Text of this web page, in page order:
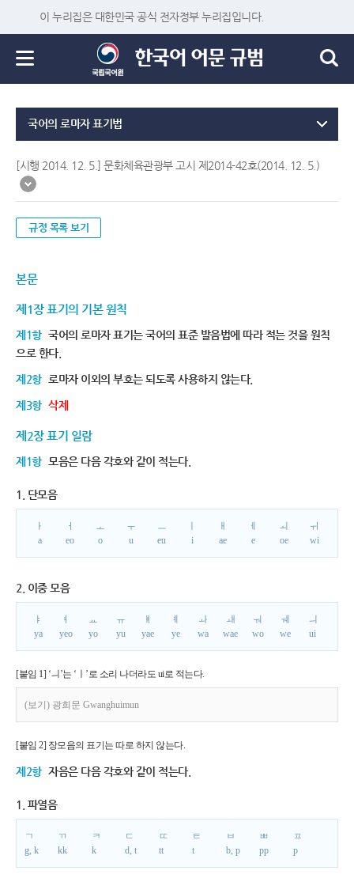
이 누리집은 대한민국 공식 전자정부 누리집입니다.
국어의 로마자 표기법
[시행 2014. 12. 5.] 문화체육관광부 고시 제2014-42호(2014. 12. 5.)
규정 목록 보기
본문
제1장 표기의 기본 원칙
제1항 국어의 로마자 표기는 국어의 표준 발음법에 따라 적는 것을 원칙
으로 한다.
제2항 로마자 이외의 부호는 되도록 사용하지 않는다.
제3항 삭제
제2장 표기 일람
제1항 모음은 다음 각호와 같이 적는다.
1. 단모음
ㅏ
a
ㅓ
eo
ㅗ
o
ㅜ
u
ㅡ
eu
i
ㅐ
ae
ㅔ
e
ㅚ
oe
ㅟ
wi
2. 이중 모음
ㅑ
ya
ㅕ
yeo
ㅛ
yo
ㅠ
yu
ㅒ
yae
ㅖ
ye
ㅘ
wa
ㅙ
wae
ㅝ
wo
ㅞ
we
ㅢ
ui
[붙임 1] ‘ㅢ’는 ‘ㅣ’로 소리 나더라도 ui로 적는다.
(보기) 광희문 Gwanghuimun
[붙임 2] 장모음의 표기는 따로 하지 않는다.
제2항 자음은 다음 각호와 같이 적는다.
1. 파열음
ㄱ
g, k
ㄲ
kk
ㅋ
k
ㄷ
d, t
ㄸ
tt
ㅌ
t
ㅂ
b, p
ㅃ
pp
ㅍ
p